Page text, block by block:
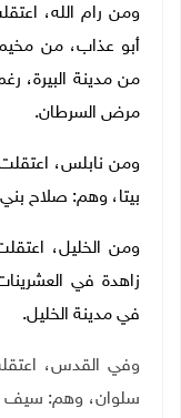
ومن رام الله،
أبو عذاب، من
من مدينة البيرة،
مرض السرطان.
ومن نابلس، اعتقلت
بيتا، وهم: صلاح
ومن الخليل،
زاهدة في
في مدينة الخليل.
وفي القدس،
سلوان، وهم: سيف